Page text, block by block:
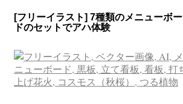
[フリーイラスト] 7種類のメニューボー
ドのセットでアハ体験